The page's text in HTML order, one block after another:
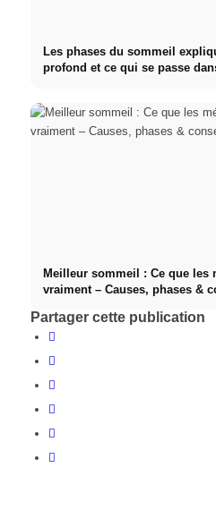
Les phases du sommeil
profond et ce qui se passe
Meilleur sommeil : Ce que les
vraiment – Causes, phases &
Partager cette publication